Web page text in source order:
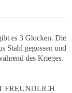
es 3 Glocken. Die
Stahl gegossen und
des Krieges.
FREUNDLICH